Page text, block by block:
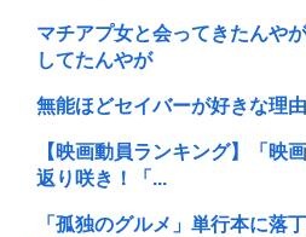
マチアプ女と会ってきたんや
してたんやが
無能ほどセイバーが好きな理
【映画動員ランキング】「映
返り咲き！「...
「孤独のグルメ」単行本に落